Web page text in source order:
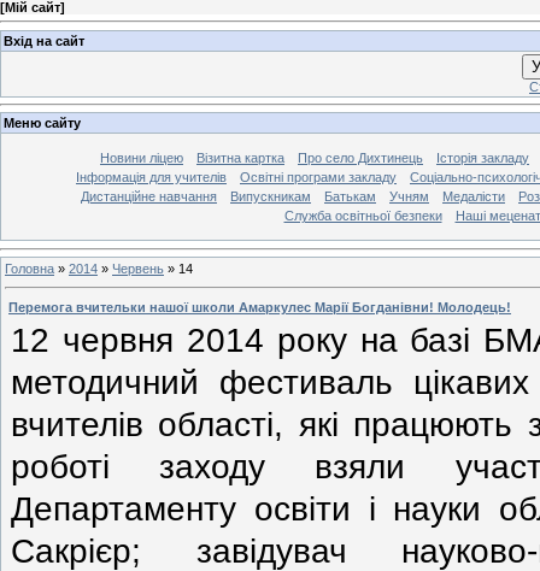
[Мій сайт]
Вхід на сайт
Меню сайту
Новини ліцею Візитна картка Про село Дихтинець
Історія закладу
Інформація для учителів
Освітні програми закладу
Соціально-
Дистанційне навчання
Випускникам Батькам Учням Медалісти
Служба освітньої безпеки
Наші
Головна » 2014 » Червень » 14
Перемога вчительки нашої школи Амаркулес Марії Богданівни! Молодець!
12 червня 2014 року на базі
методичний фестиваль
вчителів області, які
роботі заходу взяли
Департаменту освіти і науки
Сакрієр; завідувач